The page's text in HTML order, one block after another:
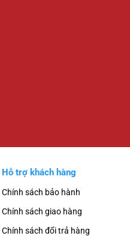
Hỗ trợ khách hàng
Chính sách bảo hành
Chính sách giao hàng
Chính sách đổi trả hàng